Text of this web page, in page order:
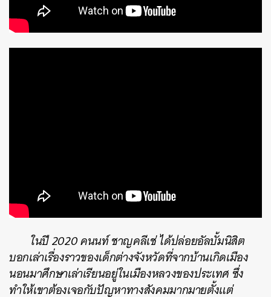
ในปี 2020 คนนท์ ชาญคลีเช่ ได้ปล่อยอัลบั้มนิสิต
บอกเล่าเรื่องราวของเด็กต่างจังหวัดที่จากบ้านเกิดเมือง
นอนมาศึกษาเล่าเรียนอยู่ในเมืองหลวงของประเทศ ซึ่ง
ทำให้เขาต้องเจอกับปัญหาทางสังคมมากมายตั้งแต่